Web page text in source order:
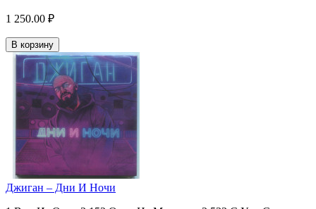
1 250.00 ₽
В корзину
Джиган ‎– Дни И Ночи